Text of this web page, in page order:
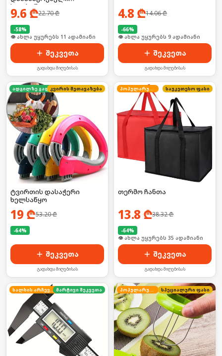
ხელსაწყო
9.6 ₾22.70₾
-58%
🛒 ბოლო 24სთ-ში იყიდა 19-მა
შეკვეთა
გადახდა მიღებისას
4.8 ₾14.06₾
-66%
🛒 ბოლო 24სთ-ში იყიდა 16-მა
შეკვეთა
გადახდა მიღებისას
ადგილზე გადახდა
კვირის შეთავაზება
ტვირთის დასაჭერი
ხელსაწყო
19 ₾53.20₾
-64%
შეკვეთა
გადახდა მიღებისას
პოპულარული საუკეთესო ფასი
თერმო ჩანთა
13.8 ₾38.32₾
-64%
🛒 ბოლო 24სთ-ში იყიდა 53-მა
შეკვეთა
გადახდა მიღებისას
ხალხის არჩევანი მარტივი შეკვეთა პოპულარული სპეციალური ფასი